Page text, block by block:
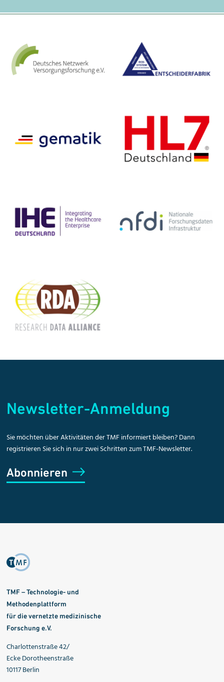
Newsletter-Anmeldung
Sie möchten über Aktivitäten der TMF informiert bleiben? Dann
registrieren Sie sich in nur zwei Schritten zum TMF-Newsletter.
Abonnieren
TMF – Technologie- und
Methodenplattform
für die vernetzte medizinische
Forschung e.V.
Charlottenstraße 42/
Ecke Dorotheenstraße
10117 Berlin